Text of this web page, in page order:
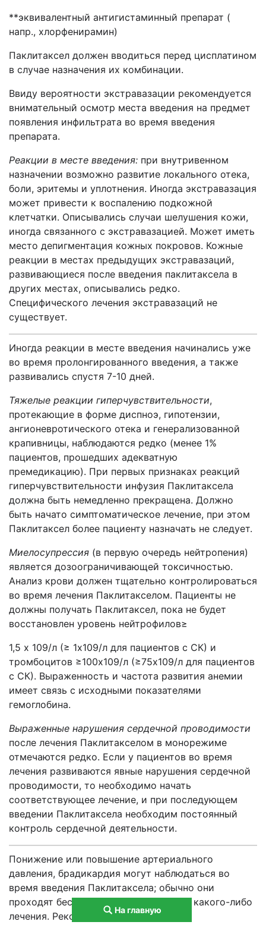
**эквивалентный антигистаминный препарат (
напр., хлорфенирамин)
Паклитаксел должен вводиться перед цисплатином
в случае назначения их комбинации.
Ввиду вероятности экстравазации рекомендуется
внимательный осмотр места введения на предмет
появления инфильтрата во время введения
препарата.
Реакции в месте введения: при внутривенном
назначении возможно развитие локального отека,
боли, эритемы и уплотнения. Иногда экстравазация
может привести к воспалению подкожной
клетчатки. Описывались случаи шелушения кожи,
иногда связанного с экстравазацией. Может иметь
место депигментация кожных покровов. Кожные
реакции в местах предыдущих экстравазаций,
развивающиеся после введения паклитаксела в
других местах, описывались редко.
Специфического лечения экстравазаций не
существует.
Иногда реакции в месте введения начинались уже
во время пролонгированного введения, а также
развивались спустя 7-10 дней.
Тяжелые реакции гиперчувствительности,
протекающие в форме диспноэ, гипотензии,
ангионевротического отека и генерализованной
крапивницы, наблюдаются редко (менее 1%
пациентов, прошедших адекватную
премедикацию). При первых признаках реакций
гиперчувствительности инфузия Паклитаксела
должна быть немедленно прекращена. Должно
быть начато симптоматическое лечение, при этом
Паклитаксел более пациенту назначать не следует.
Миелосупрессия (в первую очередь нейтропения)
является дозоограничивающей токсичностью.
Анализ крови должен тщательно контролироваться
во время лечения Паклитакселом. Пациенты не
должны получать Паклитаксел, пока не будет
восстановлен уровень нейтрофилов≥
1,5 х 109/л (≥ 1х109/л для пациентов с СК) и
тромбоцитов ≥100х109/л (≥75х109/л для пациентов
с СК). Выраженность и частота развития анемии
имеет связь с исходными показателями
гемоглобина.
Выраженные нарушения сердечной проводимости
после лечения Паклитакселом в монорежиме
отмечаются редко. Если у пациентов во время
лечения развиваются явные нарушения сердечной
проводимости, то необходимо начать
соответствующее лечение, и при последующем
введении Паклитаксела необходим постоянный
контроль сердечной деятельности.
Понижение или повышение артериального
давления, брадикардия могут наблюдаться во
время введения Паклитаксела; обычно они
проходят бессимптомно и не требуют какого-либо
лечения. Рекомендуется частый
На главную